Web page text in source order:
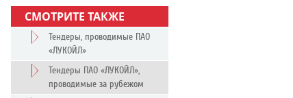
СМОТРИТЕ ТАКЖЕ
Тендеры, проводимые ПАО
«ЛУКОЙЛ»
Тендеры ПАО «ЛУКОЙЛ»,
проводимые за рубежом